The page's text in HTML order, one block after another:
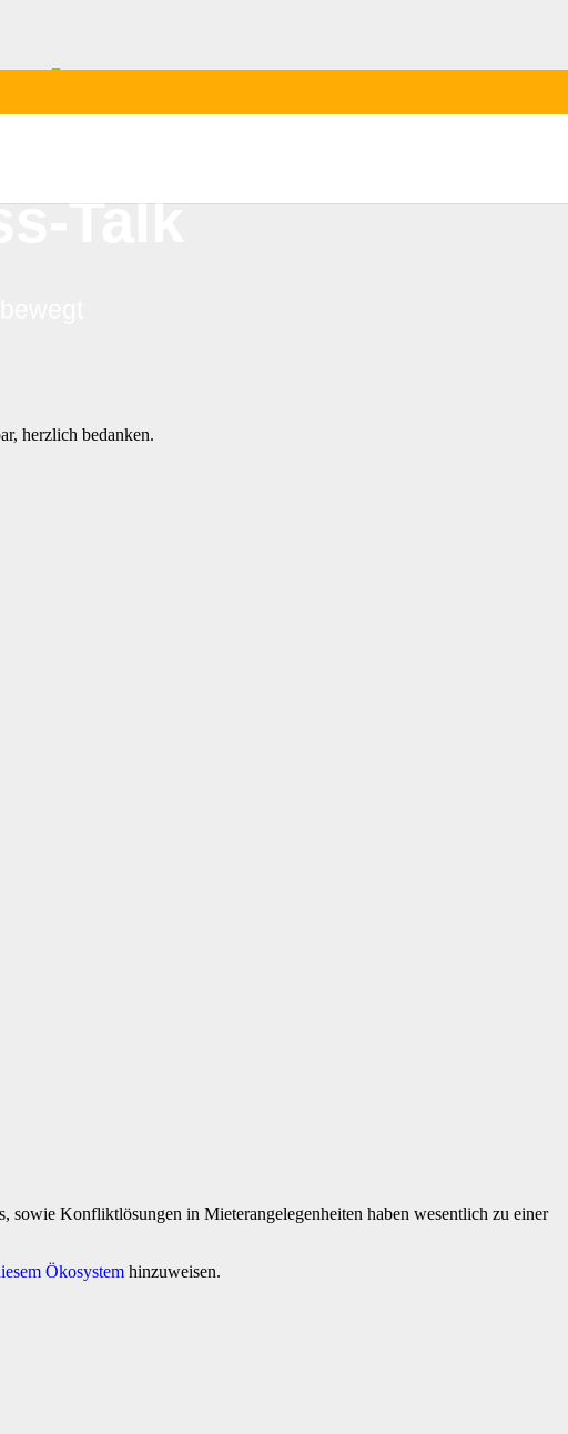
Talk
herzlich bedanken.
sowie Konfliktlösungen in Mieterangelegenheiten haben wesentlich zu einer
Ökosystem hinzuweisen.